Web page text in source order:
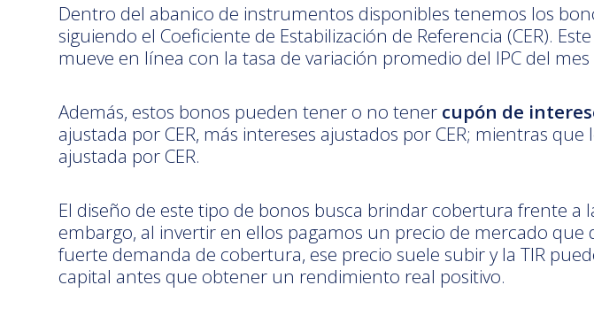
Dentro del abanico de instrumentos disponibles tenemos los
siguiendo el Coeficiente de Estabilización de Referencia (CER).
mueve en línea con la tasa de variación promedio del IPC del
Además, estos bonos pueden tener o no tener cupón de
ajustada por CER, más intereses ajustados por CER; mientras
ajustada por CER.
El diseño de este tipo de bonos busca brindar cobertura frente a
embargo, al invertir en ellos pagamos un precio de mercado
fuerte demanda de cobertura, ese precio suele subir y la TIR
capital antes que obtener un rendimiento real positivo.